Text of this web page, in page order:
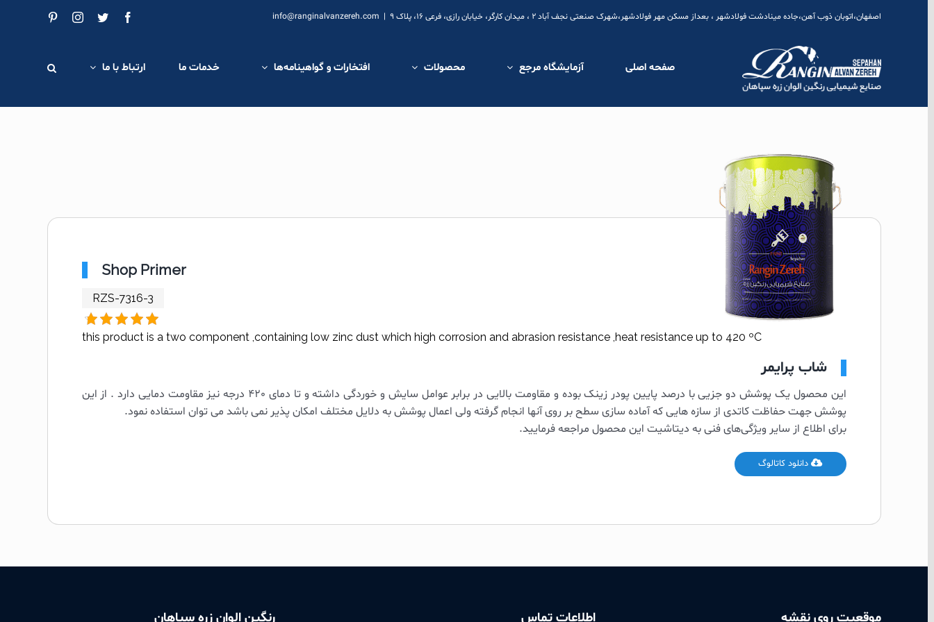
اصفهان،اتوبان ذوب آهن،جاده مینادشت فولادشهر ، بعداز مسکن مهر فولادشهر،شهرک صنعتی نجف آباد 2 ، میدان کارگر، خیابان رازی، فرعی 16، پلاک 9 |
info@ranginalvanzereh.com
Facebook
Twitter
Instagram
صفحه اصلی آزمایشگاه مرجع محصولات افتخارات و گواهینامه‌ها خدمات ما ارتباط با ما
Shop Primer
RZS-7316-3
this product is a two component ,containing low zinc dust which high corrosion and abrasion resistance ,heat resistance up to 420 ºC
شاب پرایمر
این محصول یک پوشش دو جزیی با درصد پایین پودر زینک بوده و مقاومت بالایی در برابر عوامل سایش و خوردگی داشته و تا دمای 420 درجه نیز مقاومت دمایی دارد . از این
پوشش جهت حفاظت کاتدی از سازه هایی که آماده سازی سطح بر روی آنها انجام گرفته ولی اعمال پوشش به دلایل مختلف امکان پذیر نمی باشد می توان استفاده نمود.
برای اطلاع از سایر ویژگی‌های فنی به دیتاشیت این محصول مراجعه فرمایید.
دانلود کاتالوگ
موقعیت روی نقشه اطلاعات تماس رنگین الوان زره سپاهان